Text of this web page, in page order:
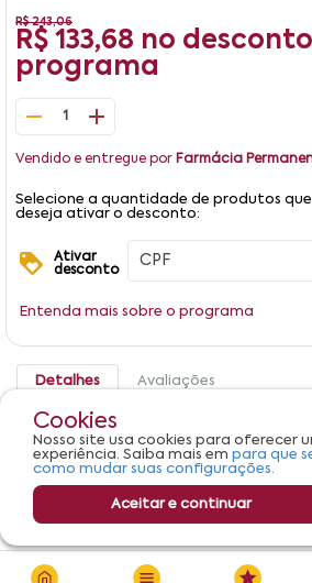
R$ 243,06
R$ 133,68 no
programa
1
Vendido e entregue por Farmácia
Selecione a quantidade de produtos que
deseja ativar o desconto:
Ativar
desconto
Entenda mais sobre o programa
Detalhes Avaliações
Produto não apresenta descrição.
Cookies
Nosso site usa cookies para oferecer
experiência. Saiba mais em para que
como mudar suas configurações.
Aceitar e continuar